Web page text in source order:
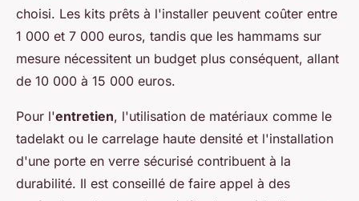
choisi. Les kits prêts à l'installer peuvent coûter entre
1 000 et 7 000 euros, tandis que les hammams sur
mesure nécessitent un budget plus conséquent, allant
de 10 000 à 15 000 euros.
Pour l'entretien, l'utilisation de matériaux comme le
tadelakt ou le carrelage haute densité et l'installation
d'une porte en verre sécurisé contribuent à la
durabilité. Il est conseillé de faire appel à des